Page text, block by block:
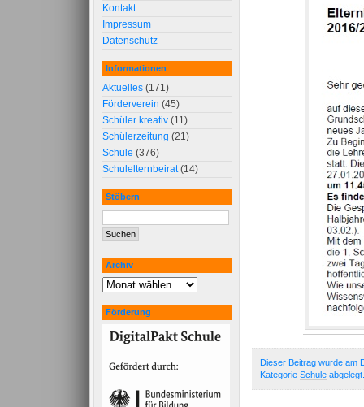
Dieser Beitrag wurde am
Kategorie Schule abgelegt.
Kontakt
Impressum
Datenschutz
Informationen
Aktuelles (171)
Förderverein (45)
Schüler kreativ (11)
Schülerzeitung (21)
Schule (376)
Schulelternbeirat(14)
Stöbern
Archiv
Förderung